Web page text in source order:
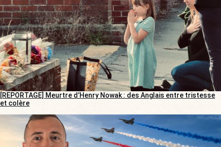
[REPORTAGE] Meurtre d’Henry Nowak : des Anglais entre tristesse
et colère